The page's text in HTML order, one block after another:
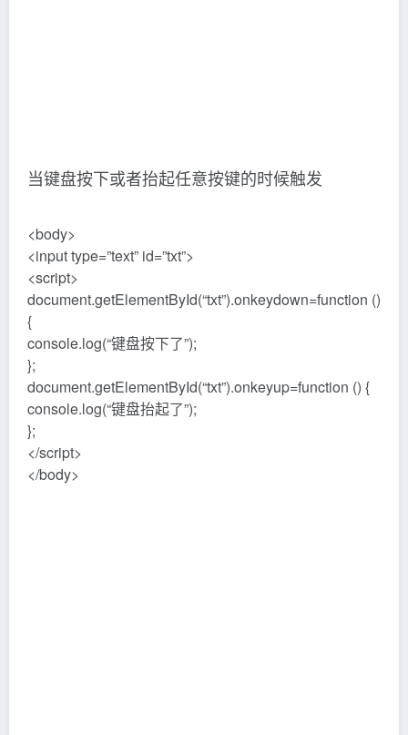
当键盘按下或者抬起任意按键的时候触发
<body>
<input type=”text” id=”txt”>
<script>
document.getElementById(“txt”).onkeydown=function ()
{
console.log(“键盘按下了”);
};
document.getElementById(“txt”).onkeyup=function () {
console.log(“键盘抬起了”);
};
</script>
</body>